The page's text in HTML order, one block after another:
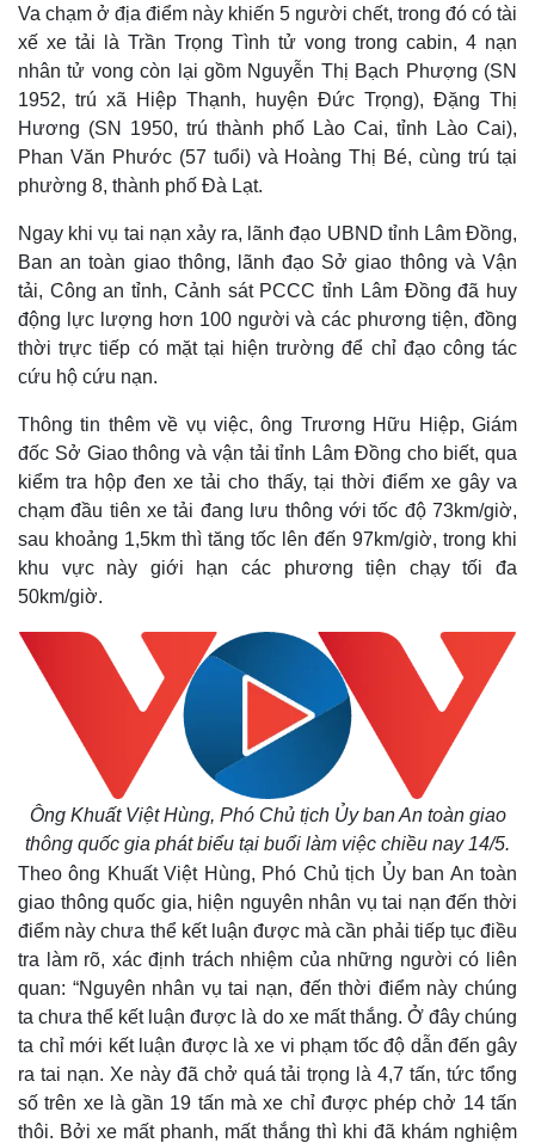
Thế giới
Quan sát
Cuộc sống đó đây
Hồ sơ
Multimedia
Video
Ảnh
E-Magazine
Infographic
Va chạm ở địa điểm này khiến 5 người chết, trong đó có tài
xế xe tải là Trần Trọng Tình tử vong trong cabin, 4 nạn
nhân tử vong còn lại gồm Nguyễn Thị Bạch Phượng (SN
1952, trú xã Hiệp Thạnh, huyện Đức Trọng), Đặng Thị
Hương (SN 1950, trú thành phố Lào Cai, tỉnh Lào Cai),
Phan Văn Phước (57 tuổi) và Hoàng Thị Bé, cùng trú tại
phường 8, thành phố Đà Lạt.
Ngay khi vụ tai nạn xảy ra, lãnh đạo UBND tỉnh Lâm Đồng,
Ban an toàn giao thông, lãnh đạo Sở giao thông và Vận
tải, Công an tỉnh, Cảnh sát PCCC tỉnh Lâm Đồng đã huy
động lực lượng hơn 100 người và các phương tiện, đồng
thời trực tiếp có mặt tại hiện trường để chỉ đạo công tác
cứu hộ cứu nạn.
Thông tin thêm về vụ việc, ông Trương Hữu Hiệp, Giám
đốc Sở Giao thông và vận tải tỉnh Lâm Đồng cho biết, qua
kiểm tra hộp đen xe tải cho thấy, tại thời điểm xe gây va
chạm đầu tiên xe tải đang lưu thông với tốc độ 73km/giờ,
sau khoảng 1,5km thì tăng tốc lên đến 97km/giờ, trong khi
khu vực này giới hạn các phương tiện chạy tối đa
50km/giờ.
Ông Khuất Việt Hùng, Phó Chủ tịch Ủy ban An toàn giao
thông quốc gia phát biểu tại buổi làm việc chiều nay 14/5.
Theo ông Khuất Việt Hùng, Phó Chủ tịch Ủy ban An toàn
giao thông quốc gia, hiện nguyên nhân vụ tai nạn đến thời
điểm này chưa thể kết luận được mà cần phải tiếp tục điều
tra làm rõ, xác định trách nhiệm của những người có liên
quan: “Nguyên nhân vụ tai nạn, đến thời điểm này chúng
ta chưa thể kết luận được là do xe mất thắng. Ở đây chúng
ta chỉ mới kết luận được là xe vi phạm tốc độ dẫn đến gây
ra tai nạn. Xe này đã chở quá tải trọng là 4,7 tấn, tức tổng
số trên xe là gần 19 tấn mà xe chỉ được phép chở 14 tấn
thôi. Bởi xe mất phanh, mất thắng thì khi đã khám nghiệm